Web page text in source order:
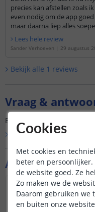
Aanvullende
precies kan afstellen zoals
even nodig om de app
maar daarna liep alles
Lees hele review
Sander Verhoeven | 29 augustus
Bekijk alle 1 reviews
Vraag &
Er is nog geen vraag
Bekijk alle Vraag &
Cookies
Met cookies en
beter en
de website goed. Ze
Zo maken we de
Daarom gebruiken we
en buiten onze